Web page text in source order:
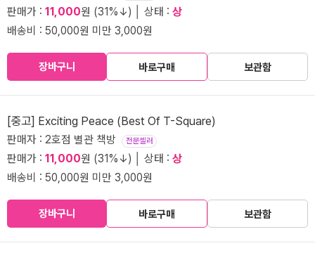
판매가 : 11,000원 (31%↓) │ 상태 : 상
배송비 : 50,000원 미만 3,000원
장바구니 바로구매 보관함
[중고] Exciting Peace (Best Of T-Square)
판매자 : 2호점 별관 책방 전문셀러
판매가 : 11,000원 (31%↓) │ 상태 : 상
배송비 : 50,000원 미만 3,000원
장바구니 바로구매 보관함